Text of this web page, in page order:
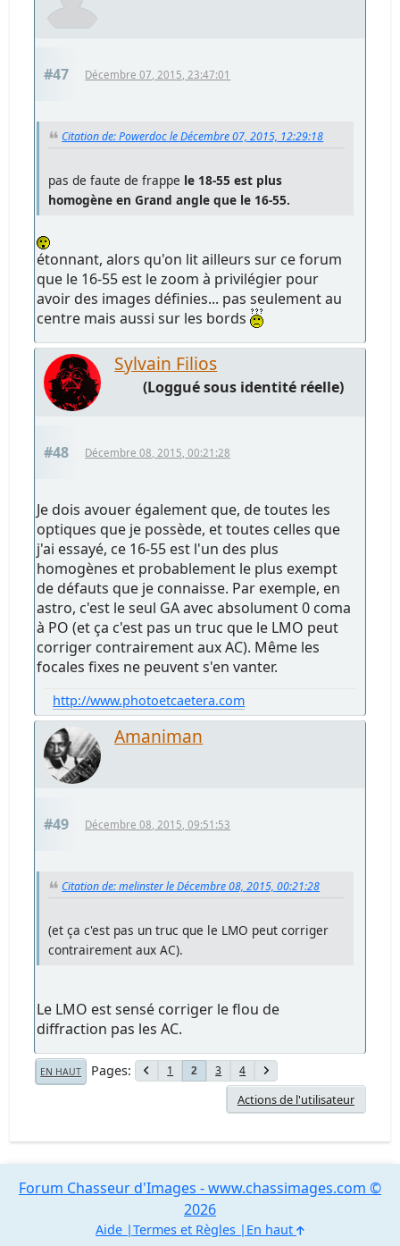
#47 Décembre 07, 2015, 23:47:01
Citation de: Powerdoc le Décembre 07, 2015, 12:29:18
pas de faute de frappe le 18-55 est plus
homogène en Grand angle que le 16-55.
étonnant, alors qu'on lit ailleurs sur ce forum
que le 16-55 est le zoom à privilégier pour
avoir des images définies... pas seulement au
centre mais aussi sur les bords
Sylvain Filios
(Loggué sous identité réelle)
#48 Décembre 08, 2015, 00:21:28
Je dois avouer également que, de toutes les
optiques que je possède, et toutes celles que
j'ai essayé, ce 16-55 est l'un des plus
homogènes et probablement le plus exempt
de défauts que je connaisse. Par exemple, en
astro, c'est le seul GA avec absolument 0 coma
à PO (et ça c'est pas un truc que le LMO peut
corriger contrairement aux AC). Même les
focales fixes ne peuvent s'en vanter.
http://www.photoetcaetera.com
Amaniman
#49 Décembre 08, 2015, 09:51:53
Citation de: melinster le Décembre 08, 2015, 00:21:28
(et ça c'est pas un truc que le LMO peut corriger
contrairement aux AC).
Le LMO est sensé corriger le flou de
diffraction pas les AC.
EN HAUT Pages 1 2 3 4
Actions de l'utilisateur
Forum Chasseur d'Images - www.chassimages.com ©
2026
Aide Termes et Règles En haut